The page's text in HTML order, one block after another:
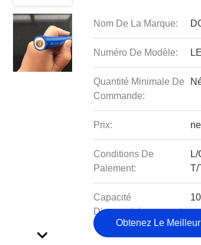
Nom De La Marque:
Numéro De Modèle:
Quantité Minimale De
Commande:
Prix:
Conditions De
Paiement:
T/
Capacité
D'approvisionnement:
Obtenez Le